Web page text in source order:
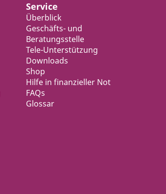
Service
Überblick
Geschäfts- und
Beratungsstelle
Tele-Unterstützung
Downloads
Shop
Hilfe in finanzieller Not
FAQs
Glossar